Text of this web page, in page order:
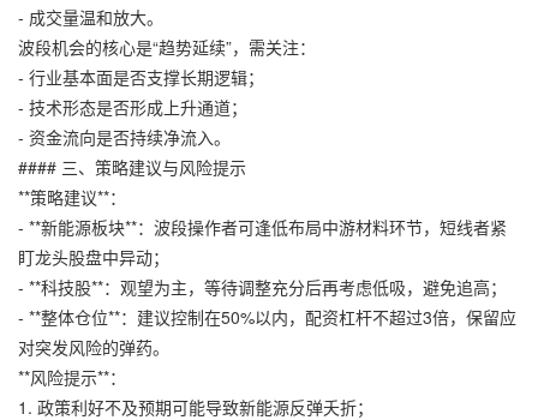
- 成交量温和放大。
波段机会的核心是“趋势延续”，需关注：
- 行业基本面是否支撑长期逻辑；
- 技术形态是否形成上升通道；
- 资金流向是否持续净流入。
#### 三、策略建议与风险提示
**策略建议**：
- **新能源板块**：波段操作者可逢低布局中游材料环节，短线者紧
盯龙头股盘中异动；
- **科技股**：观望为主，等待调整充分后再考虑低吸，避免追高；
- **整体仓位**：建议控制在50%以内，配资杠杆不超过3倍，保留应
对突发风险的弹药。
**风险提示**：
1. 政策利好不及预期可能导致新能源反弹夭折；